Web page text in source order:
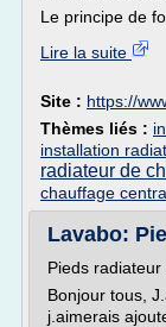
Le principe de
Lire la suite
Site : https://
Thèmes liés :
installation
radiateur de
chauffage
Lavabo:
Pieds
Bonjour tous,
j.aimerais